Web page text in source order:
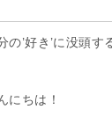
の’好き’に没頭す
にちは！